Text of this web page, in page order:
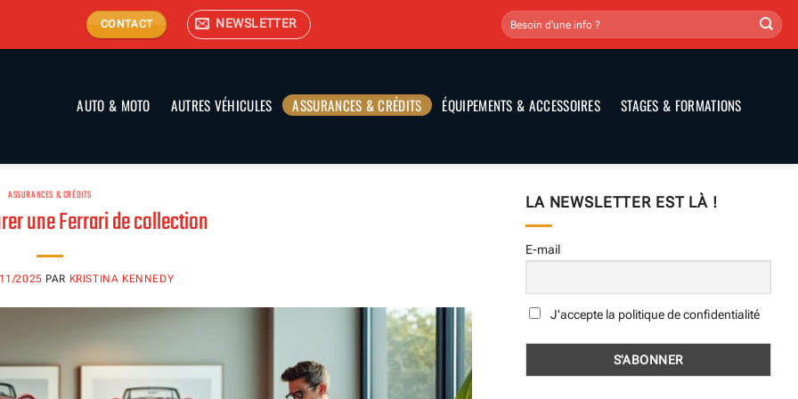
CONTACT NEWSLETTER
AUTO & MOTO AUTRES VÉHICULES ASSURANCES & CRÉDITS ÉQUIPEMENTS & ACCESSOIRES STAGES & FORMATIONS
ASSURANCES & CRÉDITS
une Ferrari de collection
2025 PAR KRISTINA KENNEDY
LA NEWSLETTER EST LÀ !
E-mail
J'accepte la politique de confidentialité